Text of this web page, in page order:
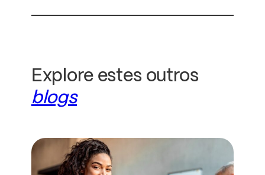
Explore estes outros
blogs